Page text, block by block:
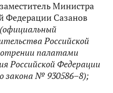
Министра
Федерации Сазанов
(официальный
Российской
палатами
Российской Федерации
закона № 930586–8);